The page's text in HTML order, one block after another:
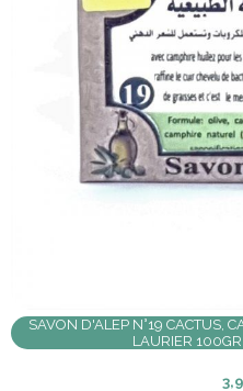
SAVON D'ALEP N°19 CACTUS,
LAURIER